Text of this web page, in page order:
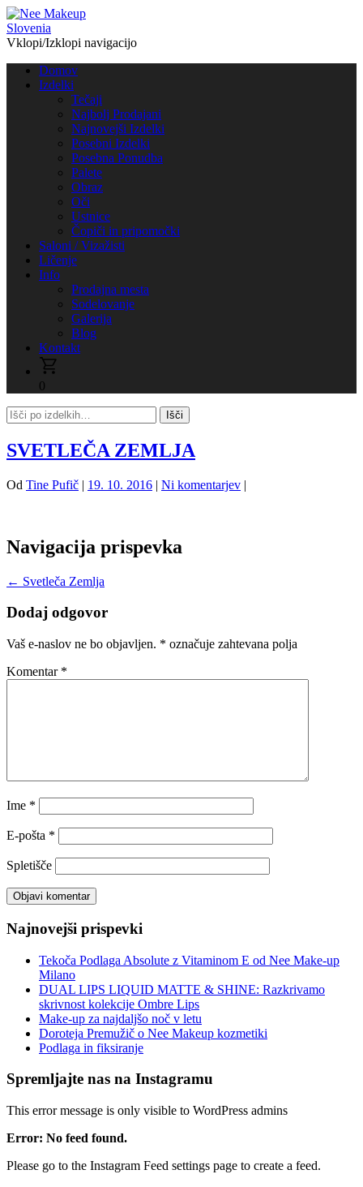
Vklopi/Izklopi navigacijo
Domov
Izdelki
Tečaji
Najbolj Prodajani
Najnovejši Izdelki
Posebni Izdelki
Posebna Ponudba
Palete
Obraz
Oči
Ustnice
Čopiči in pripomočki
Saloni / Vizažisti
Ličenje
Info
Prodajna mesta
Sodelovanje
Galerija
Blog
Kontakt
0
SVETLEČA ZEMLJA
Od Tine Pufič | 19. 10. 2016 | Ni komentarjev |
Navigacija prispevka
← Svetleča Zemlja
Dodaj odgovor
Vaš e-naslov ne bo objavljen. * označuje zahtevana polja
Komentar *
Ime *
E-pošta *
Spletišče
Najnovejši prispevki
Tekoča Podlaga Absolute z Vitaminom E od Nee Make-up
Milano
DUAL LIPS LIQUID MATTE & SHINE: Razkrivamo
skrivnost kolekcije Ombre Lips
Make-up za najdaljšo noč v letu
Doroteja Premužič o Nee Makeup kozmetiki
Podlaga in fiksiranje
Spremljajte nas na Instagramu
This error message is only visible to WordPress admins
Error: No feed found.
Please go to the Instagram Feed settings page to create a feed.